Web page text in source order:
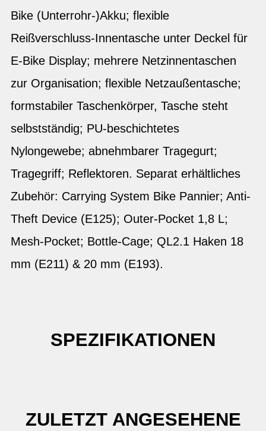
Bike (Unterrohr-)Akku; flexible
Reißverschluss-Innentasche unter Deckel für
E-Bike Display; mehrere Netzinnentaschen
zur Organisation; flexible Netzaußentasche;
formstabiler Taschenkörper, Tasche steht
selbstständig; PU-beschichtetes
Nylongewebe; abnehmbarer Tragegurt;
Tragegriff; Reflektoren. Separat erhältliches
Zubehör: Carrying System Bike Pannier; Anti-
Theft Device (E125); Outer-Pocket 1,8 L;
Mesh-Pocket; Bottle-Cage; QL2.1 Haken 18
mm (E211) & 20 mm (E193).
SPEZIFIKATIONEN
ZULETZT ANGESEHENE